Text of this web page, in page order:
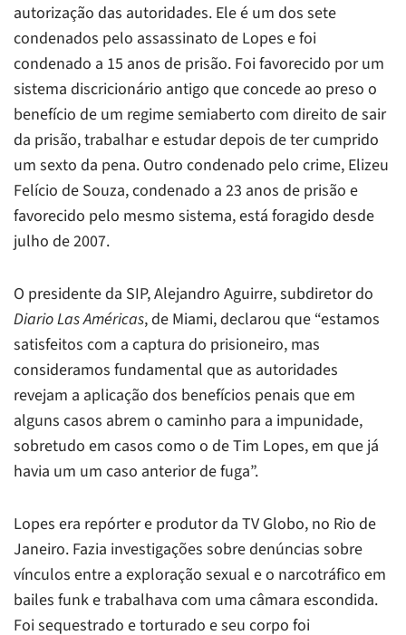
autorização das autoridades. Ele é um dos sete
condenados pelo assassinato de Lopes e foi
condenado a 15 anos de prisão. Foi favorecido por um
sistema discricionário antigo que concede ao preso o
benefício de um regime semiaberto com direito de sair
da prisão, trabalhar e estudar depois de ter cumprido
um sexto da pena. Outro condenado pelo crime, Elizeu
Felício de Souza, condenado a 23 anos de prisão e
favorecido pelo mesmo sistema, está foragido desde
julho de 2007.
O presidente da SIP, Alejandro Aguirre, subdiretor do
Diario Las Américas, de Miami, declarou que “estamos
satisfeitos com a captura do prisioneiro, mas
consideramos fundamental que as autoridades
revejam a aplicação dos benefícios penais que em
alguns casos abrem o caminho para a impunidade,
sobretudo em casos como o de Tim Lopes, em que já
havia um um caso anterior de fuga”.
Lopes era repórter e produtor da TV Globo, no Rio de
Janeiro. Fazia investigações sobre denúncias sobre
vínculos entre a exploração sexual e o narcotráfico em
bailes funk e trabalhava com uma câmara escondida.
Foi sequestrado e torturado e seu corpo foi